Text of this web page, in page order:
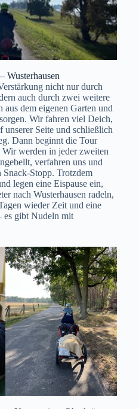
Wusterhausen
nicht nur durch
auch durch zwei weitere
dem eigenen Garten und
Wir fahren viel Deich,
unserer Seite und schließlich
Dann beginnt die Tour
werden in jeder zweiten
verfahren uns und
Snack-Stopp. Trotzdem
legen eine Eispause ein,
nach Wusterhausen radeln,
wieder Zeit und eine
es gibt Nudeln mit